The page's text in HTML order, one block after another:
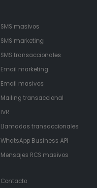
SMS masivos
SMS marketing
SMS transaccionales
Email marketing
Email masivos
Mailing transaccional
IVR
Llamadas transaccionales
WhatsApp Business API
Mensajes RCS masivos
Contacto